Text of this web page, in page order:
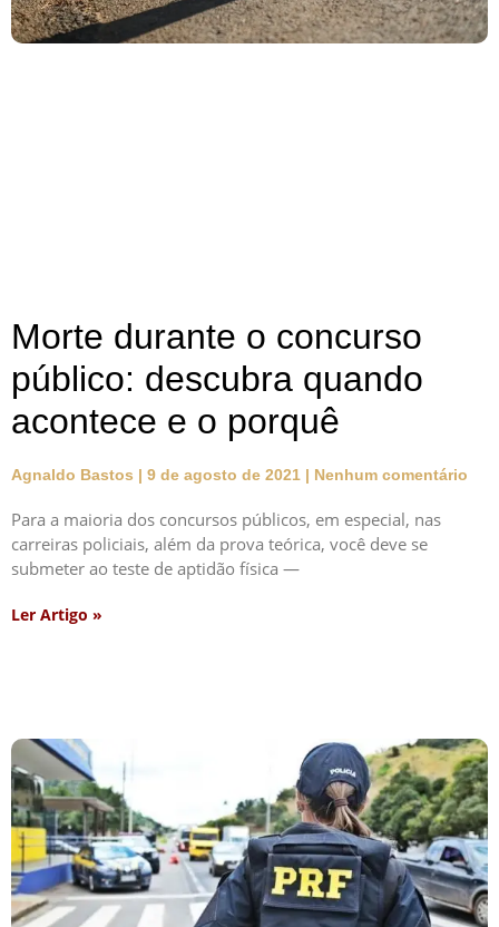
Morte durante o concurso
público: descubra quando
acontece e o porquê
Agnaldo Bastos 9 de agosto de 2021 Nenhum comentário
Para a maioria dos concursos públicos, em especial, nas
carreiras policiais, além da prova teórica, você deve se
submeter ao teste de aptidão física —
Ler Artigo »